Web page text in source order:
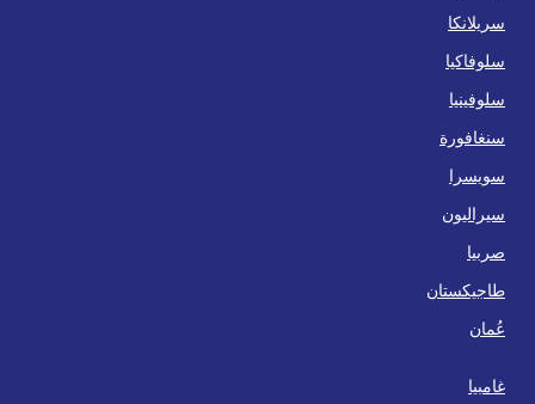
سريلانكا
سلوفاكيا
سلوفينيا
سنغافورة
سويسرا
سيراليون
صربيا
طاجيكستان
عُمان
غامبيا